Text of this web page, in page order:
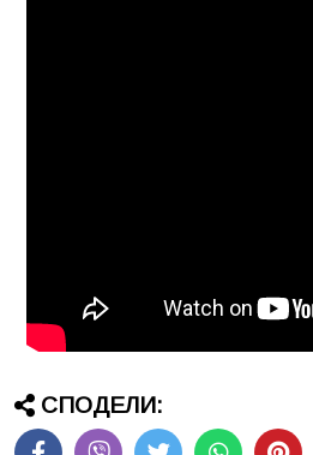
СПОДЕЛИ: